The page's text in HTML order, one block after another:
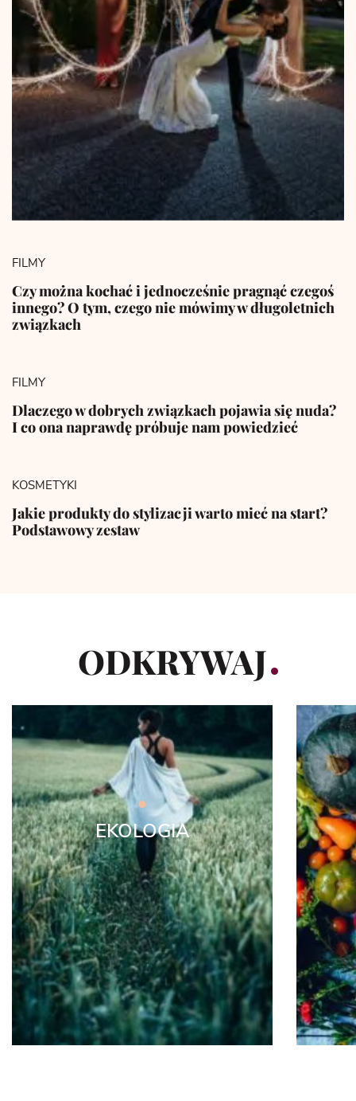
FILMY
Czy można kochać i jednocześnie pragnąć czegoś
innego? O tym, czego nie mówimy w długoletnich
związkach
FILMY
Dlaczego w dobrych związkach pojawia się nuda?
I co ona naprawdę próbuje nam powiedzieć
KOSMETYKI
Jakie produkty do stylizacji warto mieć na start?
Podstawowy zestaw
ODKRYWAJ
EKOLOGIA